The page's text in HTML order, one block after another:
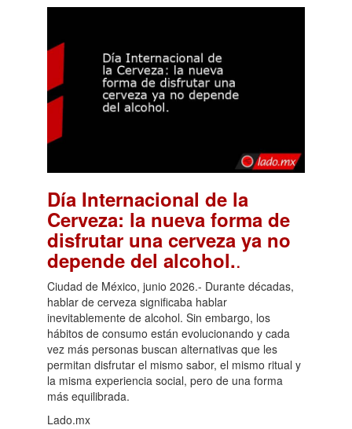
Día Internacional de la
Cerveza: la nueva forma de
disfrutar una cerveza ya no
depende del alcohol..
Ciudad de México, junio 2026.- Durante décadas,
hablar de cerveza significaba hablar
inevitablemente de alcohol. Sin embargo, los
hábitos de consumo están evolucionando y cada
vez más personas buscan alternativas que les
permitan disfrutar el mismo sabor, el mismo ritual y
la misma experiencia social, pero de una forma
más equilibrada.
Lado.mx